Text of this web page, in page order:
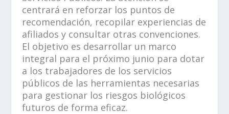
centrará en reforzar los puntos de
recomendación, recopilar experiencias de
afiliados y consultar otras convenciones.
El objetivo es desarrollar un marco
integral para el próximo junio para dotar
a los trabajadores de los servicios
públicos de las herramientas necesarias
para gestionar los riesgos biológicos
futuros de forma eficaz.